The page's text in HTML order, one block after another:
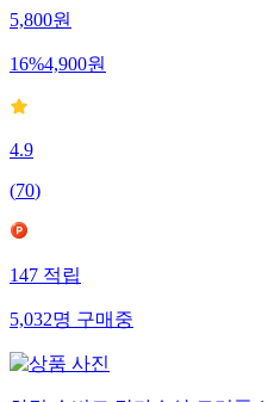
5,800원
16%4,900원
4.9
(70)
147적립
5,032명구매중